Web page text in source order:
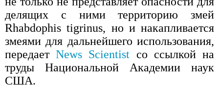
делящих с ними территорию змей
Rhabdophis tigrinus, но и накапливается
змеями для дальнейшего использования,
передаетNews Scientist со ссылкой на
труды Национальной Академии наук
США.